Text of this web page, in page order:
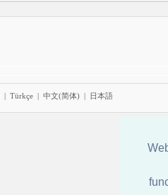
| Türkçe | 中文(简体) | 日本語